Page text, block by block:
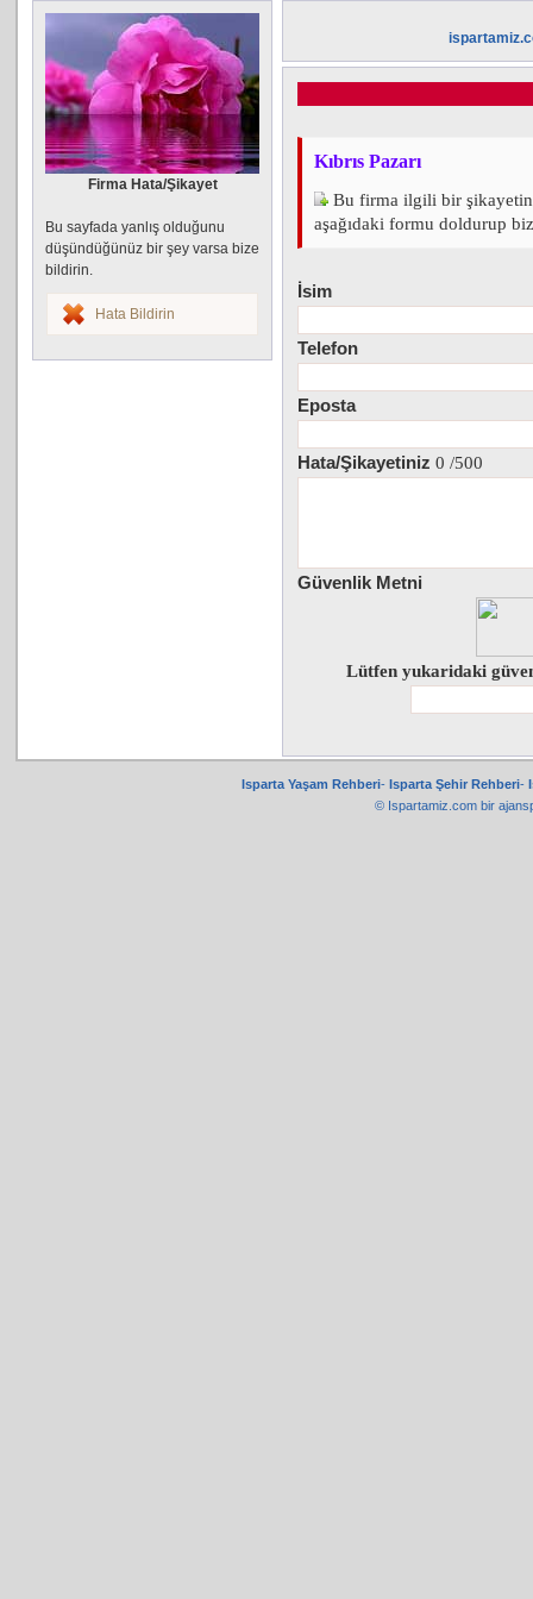
Firma Hata/Şikayet
Bu sayfada yanlış olduğunu
düşündüğünüz bir şey varsa bize
bildirin.
Hata Bildirin
Kıbrıs Pazarı
Bu firma ilgili bir
aşağıdaki formu doldurup
İsim
Telefon
Eposta
Hata/Şikayetiniz 0 /500
Güvenlik Metni
Lütfen yukaridaki
Isparta Yaşam Rehberi- Isparta Şehir Rehberi-
© Ispartamiz.com bir